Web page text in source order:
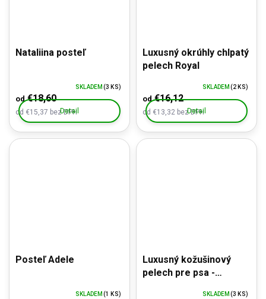
Nataliina posteľ
od €15,37 bez DPH
od€18,60
SKLADEM (3 KS)
Detail
Luxusný okrúhly chlpatý
pelech Royal
od €13,32 bez DPH
od€16,12
SKLADEM (2 KS)
Detail
Posteľ Adele
SKLADEM (1 KS)
Luxusný kožušinový
pelech pre psa -
SKLADEM (3 KS)